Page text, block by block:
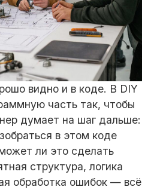
видно и в коде. В DIY
часть так, чтобы
думает на шаг дальше:
в этом коде
ли это сделать
структура, логика
обработка ошибок — всё